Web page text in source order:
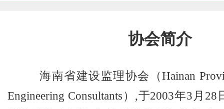
协会简介
海南省建设监理协会（Hainan
Engineering Consultants）,于2003年3月